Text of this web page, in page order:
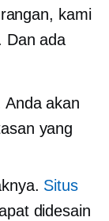
kami
Dan ada
Anda akan
yang
Situs
didesain